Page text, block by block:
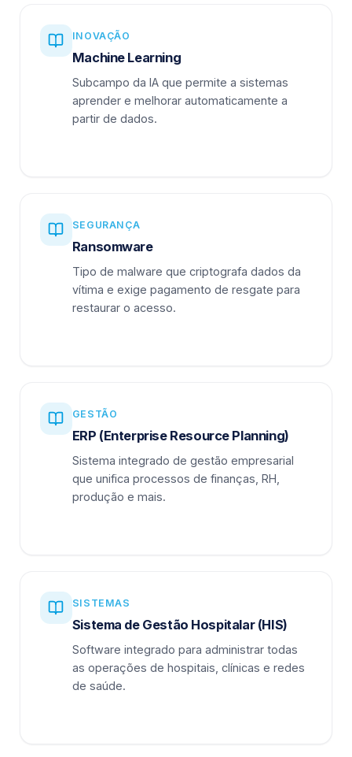
INOVAÇÃO
Machine Learning
Subcampo da IA que permite a sistemas
aprender e melhorar automaticamente a
partir de dados.
SEGURANÇA
Ransomware
Tipo de malware que criptografa dados da
vítima e exige pagamento de resgate para
restaurar o acesso.
GESTÃO
ERP (Enterprise Resource Planning)
Sistema integrado de gestão empresarial
que unifica processos de finanças, RH,
produção e mais.
SISTEMAS
Sistema de Gestão Hospitalar (HIS)
Software integrado para administrar todas
as operações de hospitais, clínicas e redes
de saúde.